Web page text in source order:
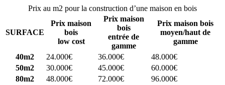
Prix au m2 pour la construction d’une maison en bois
SURFACE
Prix maison
bois
low cost
Prix maison
bois
entrée de
gamme
Prix maison bois
moyen/haut de
gamme
40m2
24.000€ 36.000€
48.000€
50m2
30.000€ 45.000€
60.000€
80m2
48.000€ 72.000€
96.000€